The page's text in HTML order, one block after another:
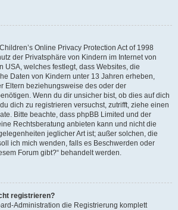
Online Privacy Protection Act of 1998
der Privatsphäre von Kindern im Internet von
USA, welches festlegt, dass Websites, die
Daten von Kindern unter 13 Jahren erheben,
Eltern beziehungsweise des oder der
Wenn du dir unsicher bist, ob dies auf dich
dich zu registrieren versuchst, zutrifft, ziehe einen
Bitte beachte, dass phpBB Limited und der
Rechtsberatung anbieten kann und nicht die
jeglicher Art ist; außer solchen, die
ich mich wenden, falls es Beschwerden oder
Forum gibt?“ behandelt werden.
registrieren?
Administration die Registrierung komplett